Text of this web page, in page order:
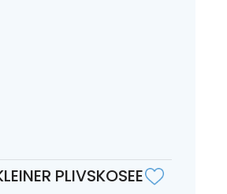
PLIVSKOSEE